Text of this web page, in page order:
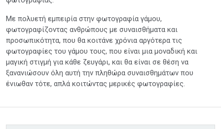
Με πολυετή εμπειρία στην φωτογραφία γάμου,
φωτογραφίζοντας ανθρώπους με συναισθήματα και
προσωπικότητα, που θα κοιτάνε χρόνια αργότερα τις
φωτογραφίες του γάμου τους, που είναι μια μοναδική και
μαγική στιγμή για κάθε ζευγάρι, και θα είναι σε θέση να
ξανανιώσουν όλη αυτή την πληθώρα συναισθημάτων που
ένιωθαν τότε, απλά κοιτώντας μερικές φωτογραφίες.